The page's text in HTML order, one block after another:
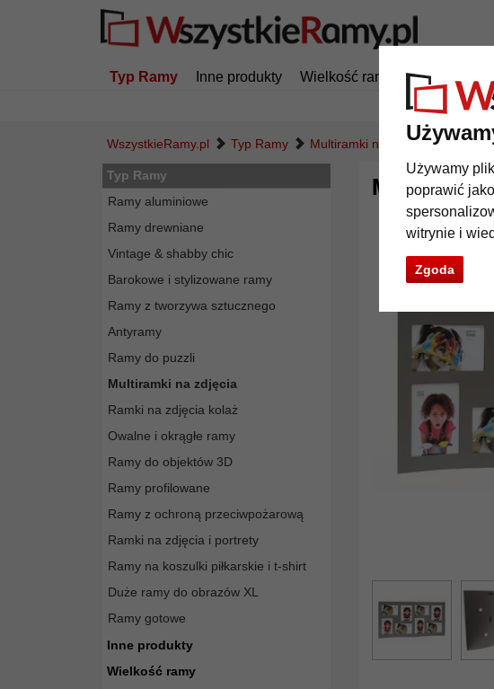
Używamy
poprawić
witrynie i
Zgoda
Typ Ramy Inne produkty Wielkość ramy Marka
WszystkieRamy.pl Typ Ramy Multiramki na zdjęcia
Typ Ramy
Ramy aluminiowe
Ramy drewniane
Vintage & shabby chic
Barokowe i stylizowane ramy
Ramy z tworzywa sztucznego
Antyramy
Ramy do puzzli
Multiramki na zdjęcia
Ramki na zdjęcia kolaż
Owalne i okrągłe ramy
Ramy do objektów 3D
Ramy profilowane
Ramy z ochroną przeciwpożarową
Ramki na zdjęcia i portrety
Ramy na koszulki piłkarskie i t-shirt
Duże ramy do obrazów XL
Ramy gotowe
Inne produkty
Wielkość ramy
Multiramka